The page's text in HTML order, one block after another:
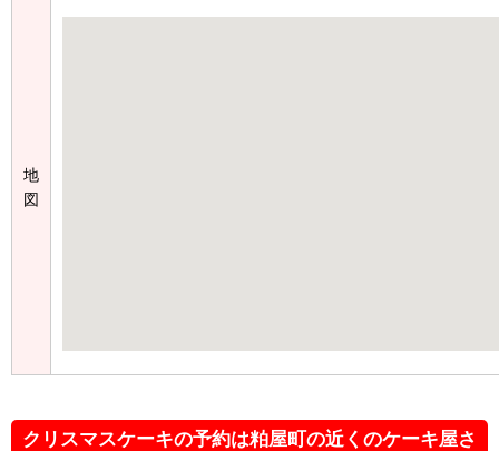
地
図
クリスマスケーキの予約は粕屋町の近くのケーキ屋さ